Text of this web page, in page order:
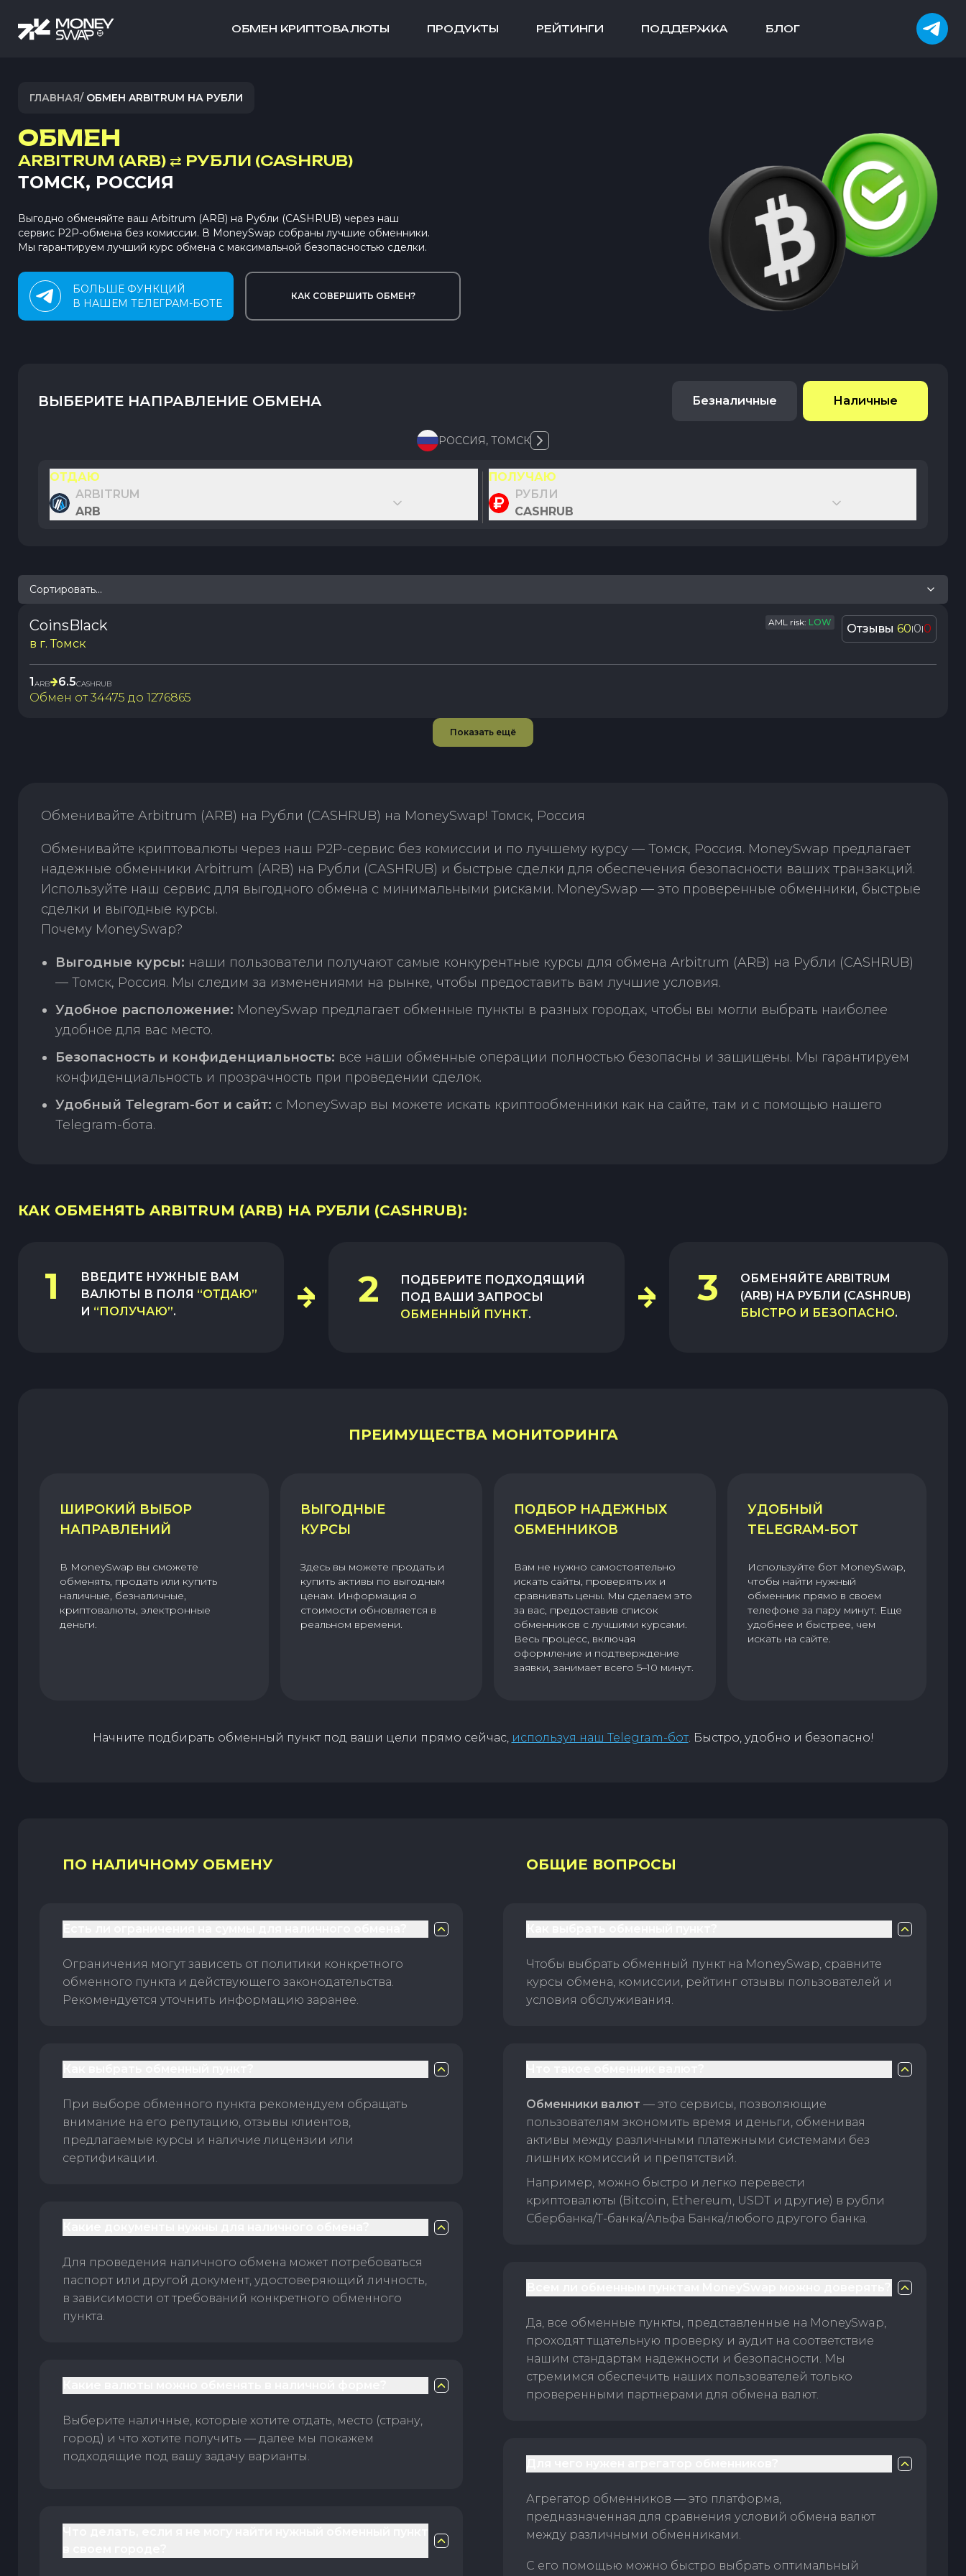
ОБМЕН КРИПТОВАЛЮТЫ ПРОДУКТЫ РЕЙТИНГИ ПОДДЕРЖКА БЛОГ
ГЛАВНАЯ/ ОБМЕН ARBITRUM НА РУБЛИ
ОБМЕН
ARBITRUM (ARB) ⇄ РУБЛИ (CASHRUB)
ТОМСК, РОССИЯ
Выгодно обменяйте ваш Arbitrum (ARB) на Рубли (CASHRUB) через наш
сервис P2P-обмена без комиссии. В MoneySwap собраны лучшие обменники.
Мы гарантируем лучший курс обмена с максимальной безопасностью сделки.
БОЛЬШЕ ФУНКЦИЙ
В НАШЕМ ТЕЛЕГРАМ-БОТЕ
КАК СОВЕРШИТЬ ОБМЕН?
ВЫБЕРИТЕ НАПРАВЛЕНИЕ ОБМЕНА Безналичные Наличные
РОССИЯ, ТОМСК
ОТДАЮ
ARBITRUM
ARB
ПОЛУЧАЮ
РУБЛИ
CASHRUB
Сортировать...
CoinsBlack AML risk: LOW
в г. Томск
Отзывы 60|0|0
1ARB 6.5CASHRUB
Обмен от34475 до 1276865
Показать ещё
Обменивайте Arbitrum (ARB) на Рубли (CASHRUB) на MoneySwap! Томск, Россия
Обменивайте криптовалюты через наш P2P-сервис без комиссии и по лучшему курсу — Томск, Россия. MoneySwap предлагает
надежные обменники Arbitrum (ARB) на Рубли (CASHRUB) и быстрые сделки для обеспечения безопасности ваших транзакций.
Используйте наш сервис для выгодного обмена с минимальными рисками. MoneySwap — это проверенные обменники, быстрые
сделки и выгодные курсы.
Почему MoneySwap?
Выгодные курсы: наши пользователи получают самые конкурентные курсы для обмена Arbitrum (ARB) на Рубли (CASHRUB)
— Томск, Россия. Мы следим за изменениями на рынке, чтобы предоставить вам лучшие условия.
Удобное расположение: MoneySwap предлагает обменные пункты в разных городах, чтобы вы могли выбрать наиболее
удобное для вас место.
Безопасность и конфиденциальность: все наши обменные операции полностью безопасны и защищены. Мы гарантируем
конфиденциальность и прозрачность при проведении сделок.
Удобный Telegram-бот и сайт: с MoneySwap вы можете искать криптообменники как на сайте, там и с помощью нашего
Telegram-бота.
КАК ОБМЕНЯТЬ ARBITRUM (ARB) НА РУБЛИ (CASHRUB):
1
ВВЕДИТЕ НУЖНЫЕ ВАМ
ВАЛЮТЫ В ПОЛЯ “ОТДАЮ”
И “ПОЛУЧАЮ”.
2
ПОДБЕРИТЕ ПОДХОДЯЩИЙ
ПОД ВАШИ ЗАПРОСЫ
ОБМЕННЫЙ ПУНКТ.
3 ОБМЕНЯЙТЕARBITRUM
(ARB) НА РУБЛИ (CASHRUB)
БЫСТРО И БЕЗОПАСНО.
ПРЕИМУЩЕСТВА МОНИТОРИНГА
ШИРОКИЙ ВЫБОР
НАПРАВЛЕНИЙ
В MoneySwap вы сможете
обменять, продать или купить
наличные, безналичные,
криптовалюты, электронные
деньги.
ВЫГОДНЫЕ
КУРСЫ
Здесь вы можете продать и
купить активы по выгодным
ценам. Информация о
стоимости обновляется в
реальном времени.
ПОДБОР НАДЕЖНЫХ
ОБМЕННИКОВ
Вам не нужно самостоятельно
искать сайты, проверять их и
сравнивать цены. Мы сделаем это
за вас, предоставив список
обменников с лучшими курсами.
Весь процесс, включая
оформление и подтверждение
заявки, занимает всего 5–10 минут.
УДОБНЫЙ
TELEGRAM-БОТ
Используйте бот MoneySwap,
чтобы найти нужный
обменник прямо в своем
телефоне за пару минут. Еще
удобнее и быстрее, чем
искать на сайте.
Начните подбирать обменный пункт под ваши цели прямо сейчас, используя наш Telegram-бот. Быстро, удобно и безопасно!
ПО НАЛИЧНОМУ ОБМЕНУ
Ограничения могут зависеть от политики конкретного
обменного пункта и действующего законодательства.
Рекомендуется уточнить информацию заранее.
При выборе обменного пункта рекомендуем обращать
внимание на его репутацию, отзывы клиентов,
предлагаемые курсы и наличие лицензии или
сертификации.
Для проведения наличного обмена может потребоваться
паспорт или другой документ, удостоверяющий личность,
в зависимости от требований конкретного обменного
пункта.
Выберите наличные, которые хотите отдать, место (страну,
город) и что хотите получить — далее мы покажем
подходящие под вашу задачу варианты.
ОБЩИЕ ВОПРОСЫ
Чтобы выбрать обменный пункт на MoneySwap, сравните
курсы обмена, комиссии, рейтинг отзывы пользователей и
условия обслуживания.
Обменники валют — это сервисы, позволяющие
пользователям экономить время и деньги, обменивая
активы между различными платежными системами без
лишних комиссий и препятствий.
Например, можно быстро и легко перевести
криптовалюты (Bitcoin, Ethereum, USDT и другие) в рубли
Сбербанка/Т-банка/Альфа Банка/любого другого банка.
Да, все обменные пункты, представленные на MoneySwap,
проходят тщательную проверку и аудит на соответствие
нашим стандартам надежности и безопасности. Мы
стремимся обеспечить наших пользователей только
проверенными партнерами для обмена валют.
Агрегатор обменников — это платформа,
предназначенная для сравнения условий обмена валют
между различными обменниками.
С его помощью можно быстро выбрать оптимальный